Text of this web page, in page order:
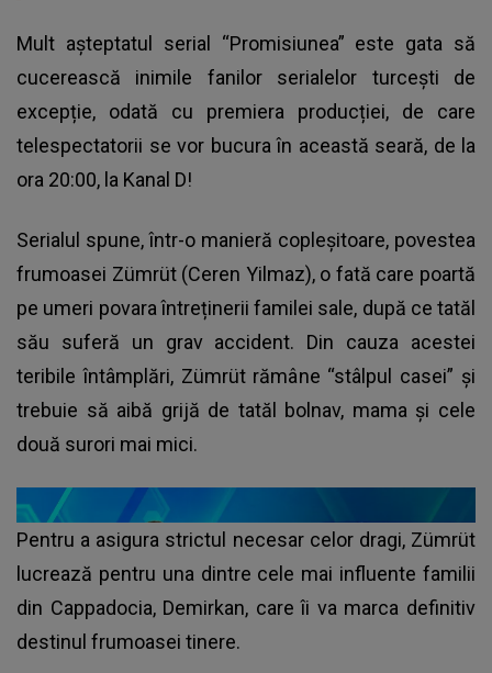
Mult așteptatul serial “Promisiunea” este gata să
cucerească inimile fanilor serialelor turcești de
excepție, odată cu premiera producției, de care
telespectatorii se vor bucura în această seară, de la
ora 20:00, la Kanal D!
Serialul spune, într-o manieră copleșitoare, povestea
frumoasei Zümrüt (Ceren Yilmaz), o fată care poartă
pe umeri povara întreținerii familei sale, după ce tatăl
său suferă un grav accident. Din cauza acestei
teribile întâmplări, Zümrüt rămâne “stâlpul casei” și
trebuie să aibă grijă de tatăl bolnav, mama și cele
două surori mai mici.
Pentru a asigura strictul necesar celor dragi, Zümrüt
lucrează pentru una dintre cele mai influente familii
din Cappadocia, Demirkan, care îi va marca definitiv
destinul frumoasei tinere.